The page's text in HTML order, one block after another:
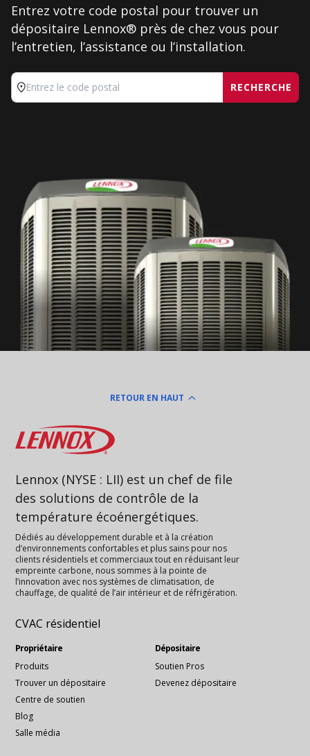
Entrez votre code postal pour trouver un
dépositaire Lennox® près de chez vous pour
l’entretien, l’assistance ou l’installation.
Entrez le code postal RECHERCHE
RETOUR EN HAUT
Lennox
Lennox (NYSE : LII) est un chef de file
des solutions de contrôle de la
température écoénergétiques.
Dédiés au développement durable et à la création
d’environnements confortables et plus sains pour nos
clients résidentiels et commerciaux tout en réduisant leur
empreinte carbone, nous sommes à la pointe de
l’innovation avec nos systèmes de climatisation, de
chauffage, de qualité de l’air intérieur et de réfrigération.
CVAC résidentiel
Propriétaire
Produits
Trouver un dépositaire
Centre de soutien
Blog
Salle média
Dépositaire
Soutien Pros
Devenez dépositaire